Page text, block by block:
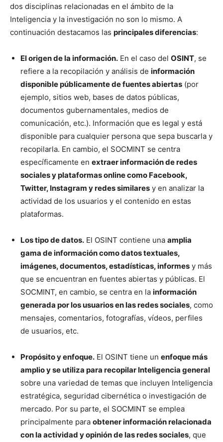
dos disciplinas relacionadas en el ámbito de la
Inteligencia y la investigación no son lo mismo. A
continuación destacamos las principales diferencias:
El origen de la información. En el caso del OSINT, se
refiere a la recopilación y análisis de información
disponible públicamente de fuentes abiertas (por
ejemplo, sitios web, bases de datos públicas,
documentos gubernamentales, medios de
comunicación, etc.). Información que es legal y está
disponible para cualquier persona que sepa buscarla y
recopilarla. En cambio, el SOCMINT se centra
específicamente en extraer información de redes
sociales y plataformas online como Facebook,
Twitter, Instagram y redes similares y en analizar la
actividad de los usuarios y el contenido en estas
plataformas.
Los tipo de datos. El OSINT contiene una amplia
gama de información como datos textuales,
imágenes, documentos, estadísticas, informes y más
que se encuentran en fuentes abiertas y públicas. El
SOCMINT, en cambio, se centra en la información
generada por los usuarios en las redes sociales, como
mensajes, comentarios, fotografías, vídeos, perfiles
de usuarios, etc.
Propósito y enfoque. El OSINT tiene un enfoque más
amplio y se utiliza para recopilar Inteligencia general
sobre una variedad de temas que incluyen Inteligencia
estratégica, seguridad cibernética o investigación de
mercado. Por su parte, el SOCMINT se emplea
principalmente para obtener información relacionada
con la actividad y opinión de las redes sociales, que